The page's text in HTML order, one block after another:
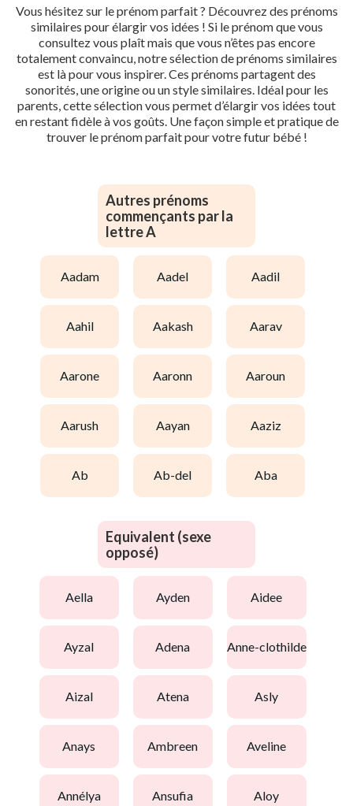
Vous hésitez sur le prénom parfait ? Découvrez des prénoms
similaires pour élargir vos idées ! Si le prénom que vous
consultez vous plaît mais que vous n’êtes pas encore
totalement convaincu, notre sélection de prénoms similaires
est là pour vous inspirer. Ces prénoms partagent des
sonorités, une origine ou un style similaires. Idéal pour les
parents, cette sélection vous permet d’élargir vos idées tout
en restant fidèle à vos goûts. Une façon simple et pratique de
trouver le prénom parfait pour votre futur bébé !
Autres prénoms
commençants par la
lettre A
aadam aadel aadil
aahil aakash aarav
aarone aaronn aaroun
aarush aayan aaziz
ab ab-del aba
Equivalent (sexe
opposé)
aella ayden aidee
ayzal adena anne-clothilde
aizal atena asly
anays ambreen aveline
annélya ansufia aloy